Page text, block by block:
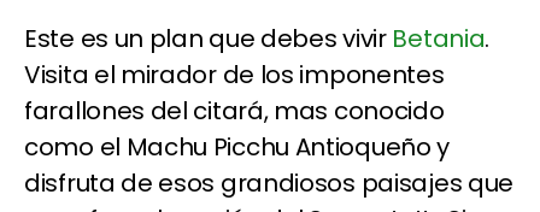
Este es un plan que debes vivir Betania.
Visita el mirador de los imponentes
farallones del citará, mas conocido
como el Machu Picchu Antioqueño y
disfruta de esos grandiosos paisajes que